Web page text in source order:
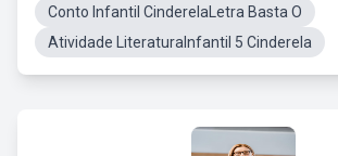
Conto Infantil CinderelaLetra Basta O
Atividade LiteraturaInfantil 5 Cinderela